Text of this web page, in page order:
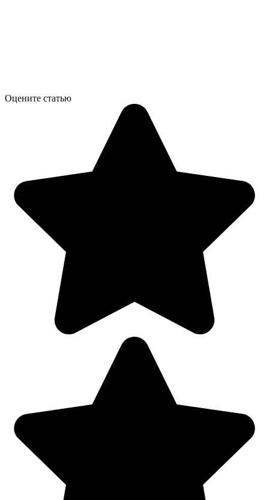
Оцените статью